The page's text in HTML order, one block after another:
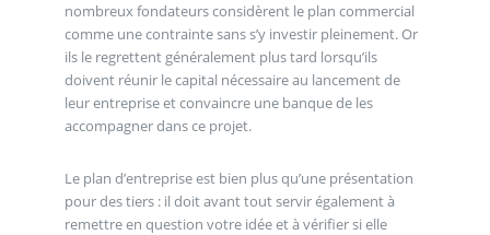
nombreux fondateurs considèrent le plan commercial
comme une contrainte sans s’y investir pleinement. Or
ils le regrettent généralement plus tard lorsqu’ils
doivent réunir le capital nécessaire au lancement de
leur entreprise et convaincre une banque de les
accompagner dans ce projet.
Le plan d’entreprise est bien plus qu’une présentation
pour des tiers : il doit avant tout servir également à
remettre en question votre idée et à vérifier si elle